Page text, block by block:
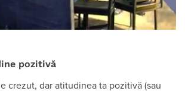
pozitivă
crezut, dar atitudinea ta pozitivă (sau